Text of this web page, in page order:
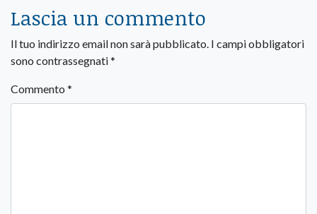
Lascia un commento
Il tuo indirizzo email non sarà pubblicato. I campi obbligatori
sono contrassegnati*
Commento *